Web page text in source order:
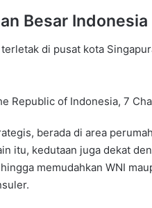
Besar
di pusat kota
Republic of Indonesia, 7
berada di area
itu, kedutaan juga dekat
memudahkan WNI